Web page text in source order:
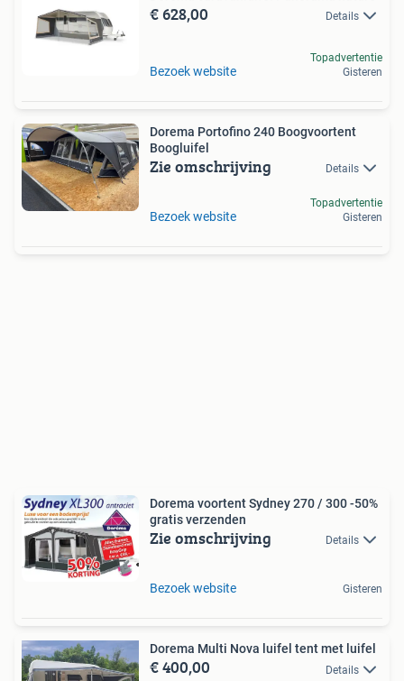
€ 628,00 Details
Bezoek website
Topadvertentie
Gisteren
Dorema Portofino 240 Boogvoortent
Boogluifel
Zie omschrijving Details
Bezoek website
Topadvertentie
Gisteren
Dorema voortent Sydney 270 / 300 -50%
gratis verzenden
Zie omschrijving Details
Bezoek website Gisteren
Dorema Multi Nova luifel tent met luifel
€ 400,00 Details